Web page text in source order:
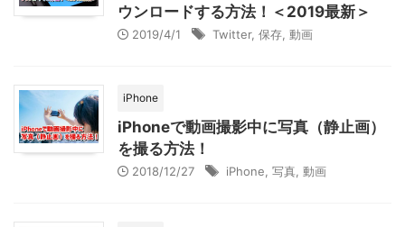
ウンロードする方法！＜2019最新＞
2019/4/1 Twitter, 保存 動画
iPhone
iPhoneで動画撮影中に写真（静止画）
を撮る方法！
2018/12/27 iPhone 写真 動画